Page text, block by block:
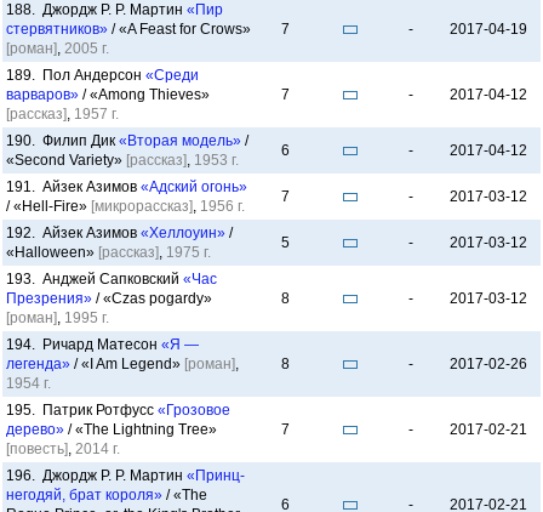
188. Джордж Р. Р. Мартин «Пир
стервятников» / «A Feast for Crows»
[роман], 2005 г.
7 - 2017-04-19
189. Пол Андерсон «Среди
варваров» / «Among Thieves»
[рассказ], 1957 г.
7 - 2017-04-12
190. Филип Дик «Вторая модель» /
«Second Variety» [рассказ], 1953 г.
6 - 2017-04-12
191. Айзек Азимов «Адский огонь»
/ «Hell-Fire» [микрорассказ], 1956 г.
7 - 2017-03-12
192. Айзек Азимов «Хеллоуин» /
«Halloween» [рассказ], 1975 г.
5 - 2017-03-12
193. Анджей Сапковский «Час
Презрения» / «Czas pogardy»
[роман], 1995 г.
8 - 2017-03-12
194. Ричард Матесон «Я —
легенда» / «I Am Legend» [роман],
1954 г.
8 - 2017-02-26
195. Патрик Ротфусс «Грозовое
дерево» / «The Lightning Tree»
[повесть], 2014 г.
7 - 2017-02-21
196. Джордж Р. Р. Мартин «Принц-
негодяй, брат короля» / «The
6 - 2017-02-21